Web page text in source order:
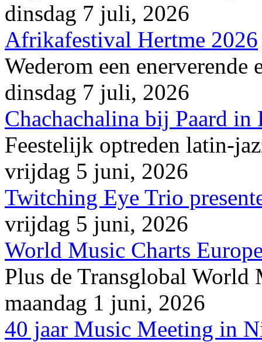
dinsdag 7 juli, 2026
Afrikafestival Hertme 2026
Wederom een enerverende
dinsdag 7 juli, 2026
Chachachalina bij Paard in
Feestelijk optreden latin-
vrijdag 5 juni, 2026
Twitching Eye Trio
vrijdag 5 juni, 2026
World Music Charts
Plus de Transglobal World
maandag 1 juni, 2026
40 jaar Music Meeting in